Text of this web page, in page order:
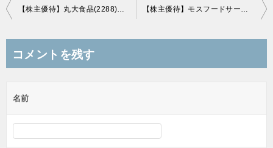
投
ビ
ー
シ
【株主優待】丸大食品(2288)の優待到着！3,000円相当の特選ロースハム！ 【株主優待】モスフードサービス(8153)の優待到着！株主優待券1,000円分（500円x2枚）！！
コメントを残す
名前